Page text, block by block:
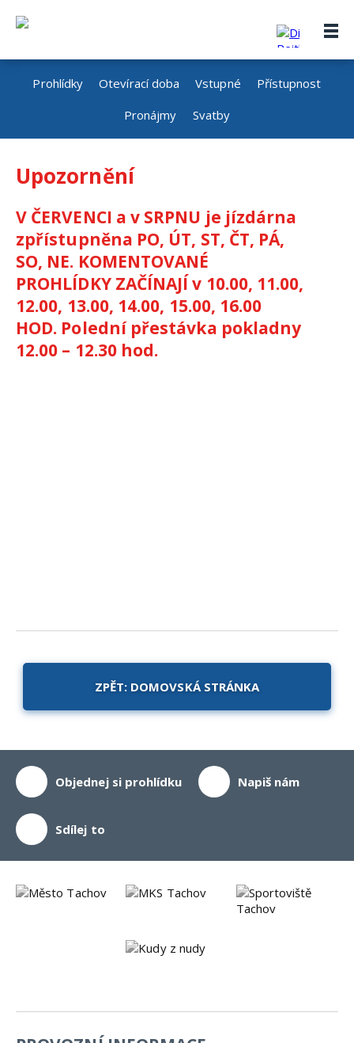
Prohlídky Otevírací doba Vstupné
Přístupnost
Pronájmy
Svatby
Upozornění
V ČERVENCI a v SRPNU je jízdárna
zpřístupněna PO, ÚT, ST, ČT, PÁ,
SO, NE. KOMENTOVANÉ
PROHLÍDKY ZAČÍNAJÍ v 10.00, 11.00,
12.00, 13.00, 14.00, 15.00, 16.00
HOD. Polední přestávka pokladny
12.00 – 12.30 hod.
ZPĚT: DOMOVSKÁ STRÁNKA
Objednej si prohlídku Napiš nám
Sdílej to